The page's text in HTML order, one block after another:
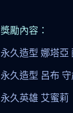
獎勵內容：
永久造型 娜塔亞
永久造型 呂布
永久英雄 艾蜜莉